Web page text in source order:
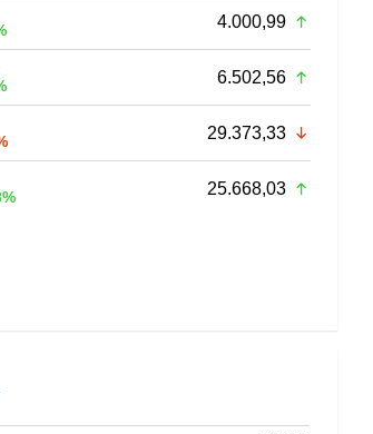
4.000,99
6.502,56
29.373,33
25.668,03